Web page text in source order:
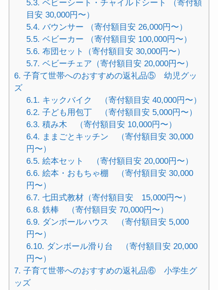
5.3. ベビーシート・チャイルドシート （寄付額
目安 30,000円〜）
5.4. バウンサー （寄付額目安 26,000円〜）
5.5. ベビーカー （寄付額目安 100,000円〜）
5.6. 布団セット（寄付額目安 30,000円〜）
5.7. ベビーチェア（寄付額目安 20,000円〜）
6. 子育て世帯へのおすすめの返礼品⑤ 幼児グッ
ズ
6.1. キックバイク （寄付額目安 40,000円〜）
6.2. 子ども用包丁 （寄付額目安 5,000円〜）
6.3. 積み木 （寄付額目安 10,000円〜）
6.4. ままごとキッチン （寄付額目安 30,000
円〜）
6.5. 絵本セット （寄付額目安 20,000円〜）
6.6. 絵本・おもちゃ棚 （寄付額目安 30,000
円〜）
6.7. 七田式教材（寄付額目安 15,000円〜）
6.8. 鉄棒 （寄付額目安 70,000円〜）
6.9. ダンボールハウス （寄付額目安 5,000
円〜）
6.10. ダンボール滑り台 （寄付額目安 20,000
円〜）
7. 子育て世帯へのおすすめの返礼品⑥ 小学生グ
ッズ